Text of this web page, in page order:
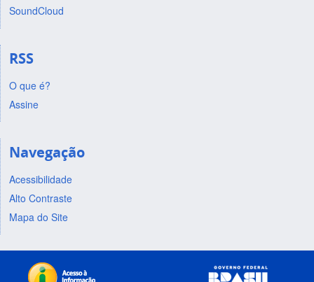
SoundCloud
RSS
O que é?
Assine
Navegação
Acessibilidade
Alto Contraste
Mapa do Site